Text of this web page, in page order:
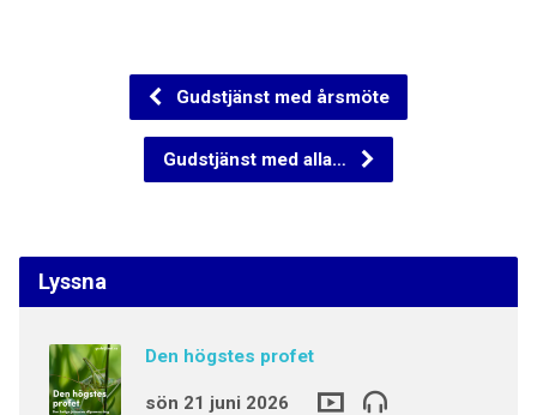
Gudstjänst med årsmöte
Gudstjänst med alla…
Lyssna
Den högstes profet
sön 21 juni 2026